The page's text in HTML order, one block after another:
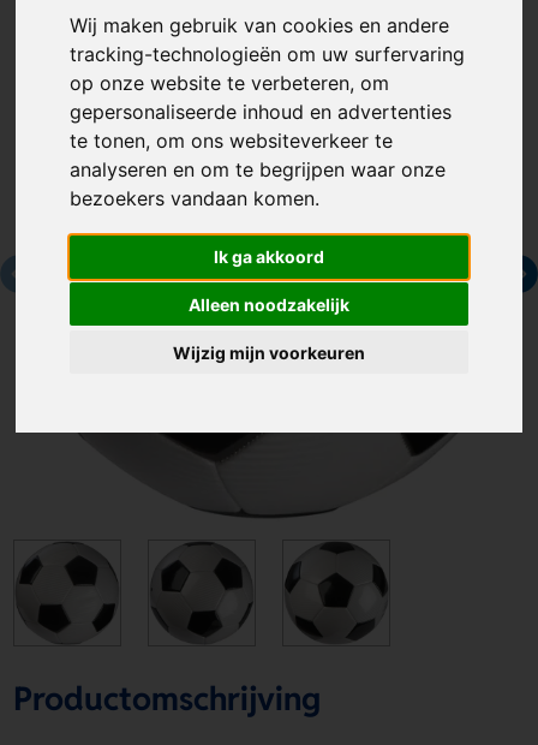
Wij maken gebruik van cookies en andere
tracking-technologieën om uw surfervaring
op onze website te verbeteren, om
gepersonaliseerde inhoud en advertenties
te tonen, om ons websiteverkeer te
analyseren en om te begrijpen waar onze
bezoekers vandaan komen.
Ik ga akkoord
Alleen noodzakelijk
Wijzig mijn voorkeuren
Productomschrijving